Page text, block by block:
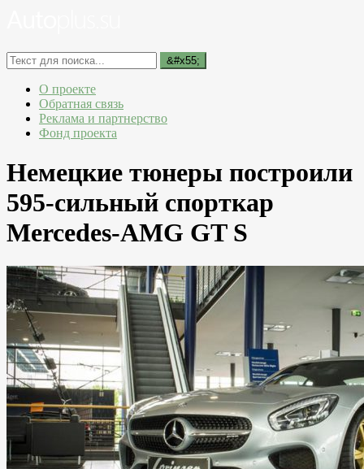
О проекте
Обратная связь
Реклама и партнерство
Фонд проекта
Немецкие тюнеры построили
595-сильный спорткар
Mercedes-AMG GT S